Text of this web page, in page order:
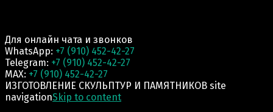
Для онлайн чата и звонков
WhatsApp: +7 (910) 452-42-27
Telegram: +7 (910) 452-42-27
MAX: +7 (910) 452-42-27
ИЗГОТОВЛЕНИЕ СКУЛЬПТУР И ПАМЯТНИКОВ site
navigationSkip to content